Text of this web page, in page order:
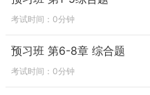
考试时间：0分钟
预习班 第6-8章 综合题
考试时间：0分钟